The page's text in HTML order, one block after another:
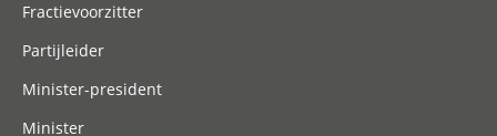
Fractievoorzitter
Partijleider
Minister-president
Minister